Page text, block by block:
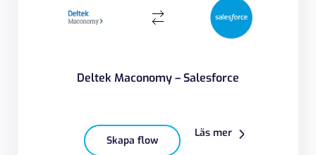
Deltek Maconomy – Salesforce
Skapa flow
Läs mer